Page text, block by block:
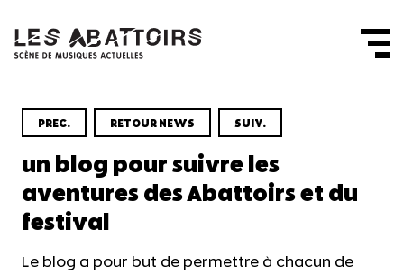
PREC. RETOUR NEWS SUIV.
un blog pour suivre les
aventures des Abattoirs et du
festival
Le blog a pour but de permettre à chacun de